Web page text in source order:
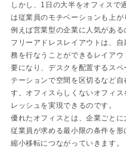
しかし、1日の大半をオフィスで
は従業員のモチベーションも上が
例えば営業型の企業に人気がある
フリーアドレスレイアウトは、
務を行なうことができるレイア
要になり、デスクを配置するス
テーションで空間を区切るなど
す。オフィスらしくないオフィ
レッシュを実現できるのです。
優れたオフィスとは、企業ごと
従業員が求める最小限の条件を
縮小移転につながっていきます。